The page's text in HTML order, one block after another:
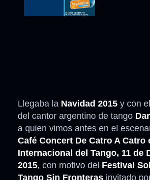
Llegaba la Navidad 2015 y con
del cantor argentino de tango
a quien vimos antes en el
Café Concert De Catro A Catro
Internacional del Tango, 11 de
2015, con motivo del Festival
Tango Sin Fronteras invitado